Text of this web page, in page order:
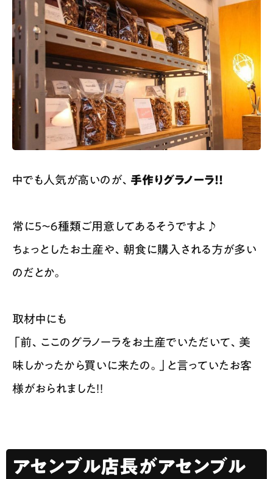
中でも人気が高いのが、 手作りグラノーラ！！
常に５〜６種類ご用意してあるそうですよ♪
ちょっとしたお土産や、朝食に購入される方が多い
のだとか。
取材中にも
「前、ここのグラノーラをお土産でいただいて、美
味しかったから買いに来たの。」と言っていたお客
様がおられました！！
アセンブル店長がアセンブル